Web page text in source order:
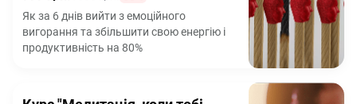
Як за 6 днів вийти з емоційного
вигорання та збільшити свою енергію і
продуктивність на 80%